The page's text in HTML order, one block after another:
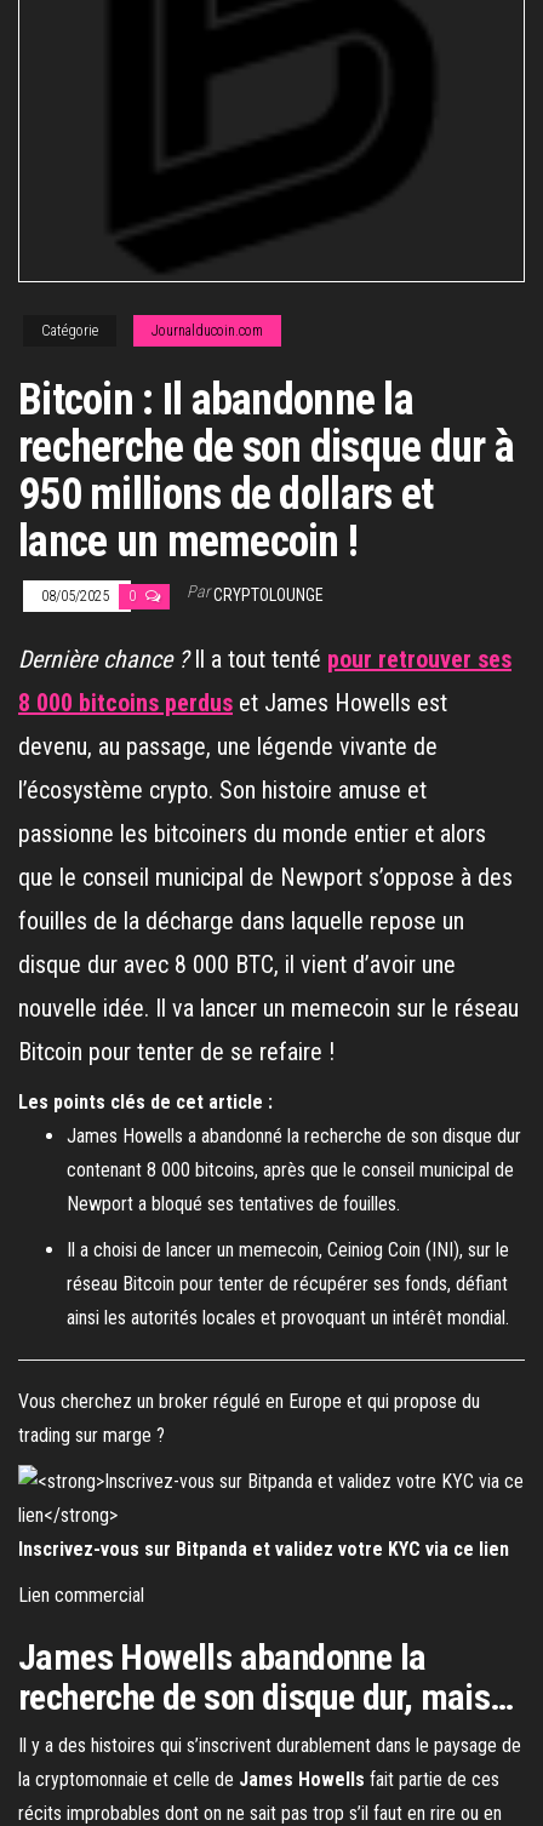
Catégorie Journalducoin.com
Bitcoin : Il abandonne la
recherche de son disque dur à
950 millions de dollars et
lance un memecoin !
08/05/2025 0 ParCRYPTOLOUNGE
Dernière chance ?Il a tout tenté pour retrouver ses
8 000 bitcoins perdus et James Howells est
devenu, au passage, une légende vivante de
l’écosystème crypto. Son histoire amuse et
passionne les bitcoiners du monde entier et alors
que le conseil municipal de Newport s’oppose à des
fouilles de la décharge dans laquelle repose un
disque dur avec 8 000 BTC, il vient d’avoir une
nouvelle idée. Il va lancer un memecoin sur le réseau
Bitcoin pour tenter de se refaire !
Les points clés de cet article :
James Howells a abandonné la recherche de son disque dur
contenant 8 000 bitcoins, après que le conseil municipal de
Newport a bloqué ses tentatives de fouilles.
Il a choisi de lancer un memecoin, Ceiniog Coin (INI), sur le
réseau Bitcoin pour tenter de récupérer ses fonds, défiant
ainsi les autorités locales et provoquant un intérêt mondial.
Vous cherchez un broker régulé en Europe et qui propose du
trading sur marge ?
Inscrivez-vous sur Bitpanda et validez votre KYC via ce lien
Lien commercial
James Howells abandonne la
recherche de son disque dur, mais…
Il y a des histoires qui s’inscrivent durablement dans le paysage de
la cryptomonnaie et celle de James Howells fait partie de ces
récits improbables dont on ne sait pas trop s’il faut en rire ou en